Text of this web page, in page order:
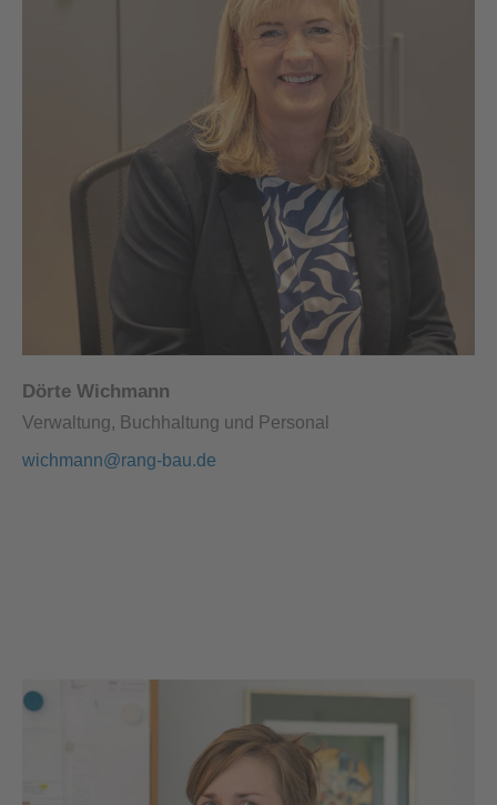
Dörte Wichmann
Verwaltung, Buchhaltung und Personal
wichmann@rang-bau.de